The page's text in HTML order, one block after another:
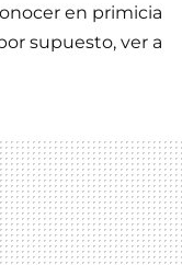
en primicia
supuesto, ver a